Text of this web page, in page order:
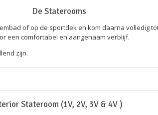
De Staterooms
of op de sportdek en kom daarna volledig
een comfortabel en aangenaam verblijf.
zijn.
Stateroom (1V, 2V, 3V & 4V )